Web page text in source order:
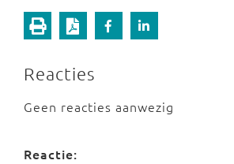
Reacties
Geen reacties aanwezig
Reactie: